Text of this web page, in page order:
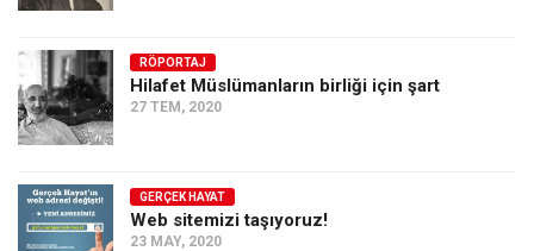
Ekonomi
Spor
Manzara
Sağlık
Gıda-Beslenme
RÖPORTAJ
Hilafet Müslümanların birliği için şart
27 TEM, 2020
GERÇEK HAYAT
Web sitemizi taşıyoruz!
23 MAY, 2020